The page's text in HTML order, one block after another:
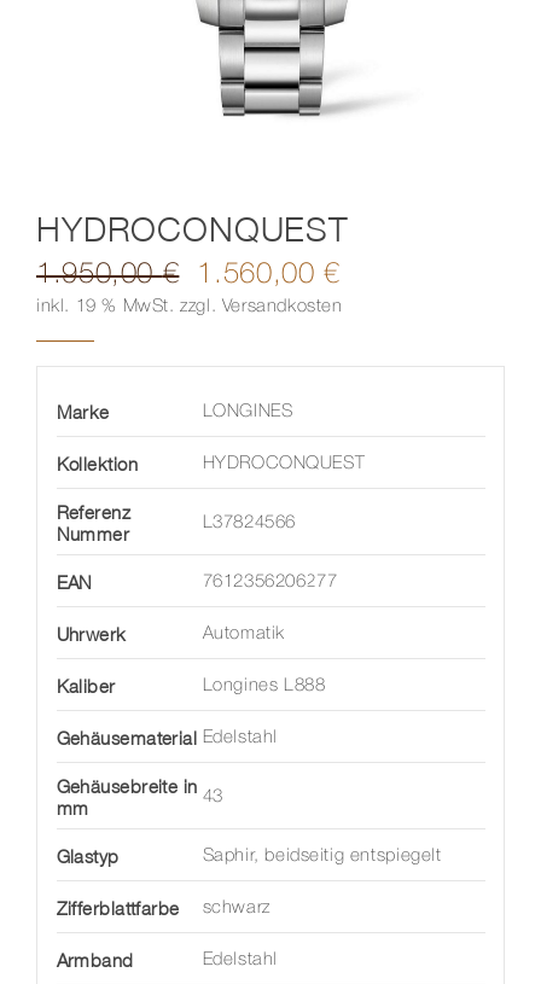
HYDROCONQUEST
1.950,00€
Ursprünglicher
Preis
war:
1.950,00 €
1.560,00€
Aktueller
Preis
ist:
1.560,00 €.
inkl. 19 % MwSt. zzgl. Versandkosten
Marke LONGINES
Kollektion HYDROCONQUEST
Referenz
Nummer
L37824566
EAN 7612356206277
Uhrwerk Automatik
Kaliber Longines L888
Gehäusematerial Edelstahl
Gehäusebreite in
mm
43
Glastyp Saphir, beidseitig entspiegelt
Zifferblattfarbe schwarz
Armband Edelstahl